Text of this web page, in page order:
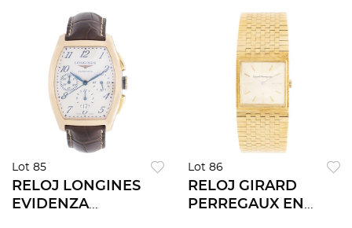
Lot 85
RELOJ LONGINES
EVIDENZA
Lot 86
RELOJ GIRARD
PERREGAUX EN